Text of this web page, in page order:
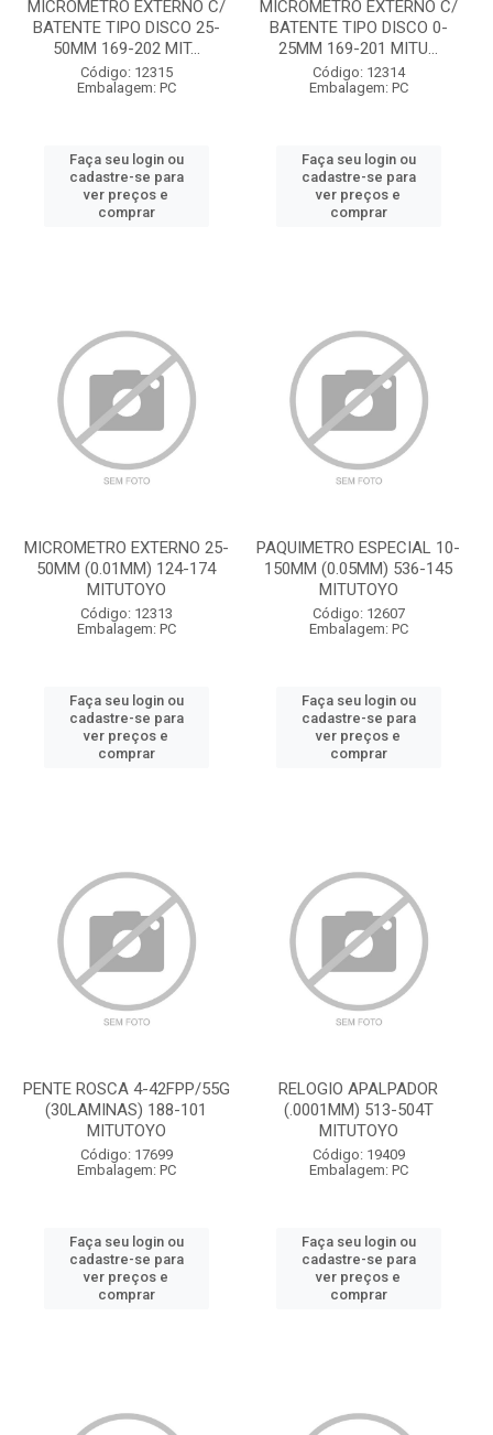
MICROMETRO EXTERNO C/
BATENTE TIPO DISCO 25-
50MM 169-202 MIT...
Código: 12315
Embalagem: PC
Faça seu login ou
cadastre-se para
ver preços e
comprar
MICROMETRO EXTERNO C/
BATENTE TIPO DISCO 0-
25MM 169-201 MITU...
Código: 12314
Embalagem: PC
Faça seu login ou
cadastre-se para
ver preços e
comprar
MICROMETRO EXTERNO 25-
50MM (0.01MM) 124-174
MITUTOYO
Código: 12313
Embalagem: PC
Faça seu login ou
cadastre-se para
ver preços e
comprar
PAQUIMETRO ESPECIAL 10-
150MM (0.05MM) 536-145
MITUTOYO
Código: 12607
Embalagem: PC
Faça seu login ou
cadastre-se para
ver preços e
comprar
PENTE ROSCA 4-42FPP/55G
(30LAMINAS) 188-101
MITUTOYO
Código: 17699
Embalagem: PC
Faça seu login ou
cadastre-se para
ver preços e
comprar
RELOGIO APALPADOR
(.0001MM) 513-504T
MITUTOYO
Código: 19409
Embalagem: PC
Faça seu login ou
cadastre-se para
ver preços e
comprar